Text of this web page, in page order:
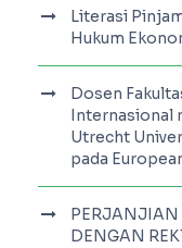
Literasi
Hukum
Dosen
Internasional
Utrecht
pada
PERJANJIAN
DENGAN